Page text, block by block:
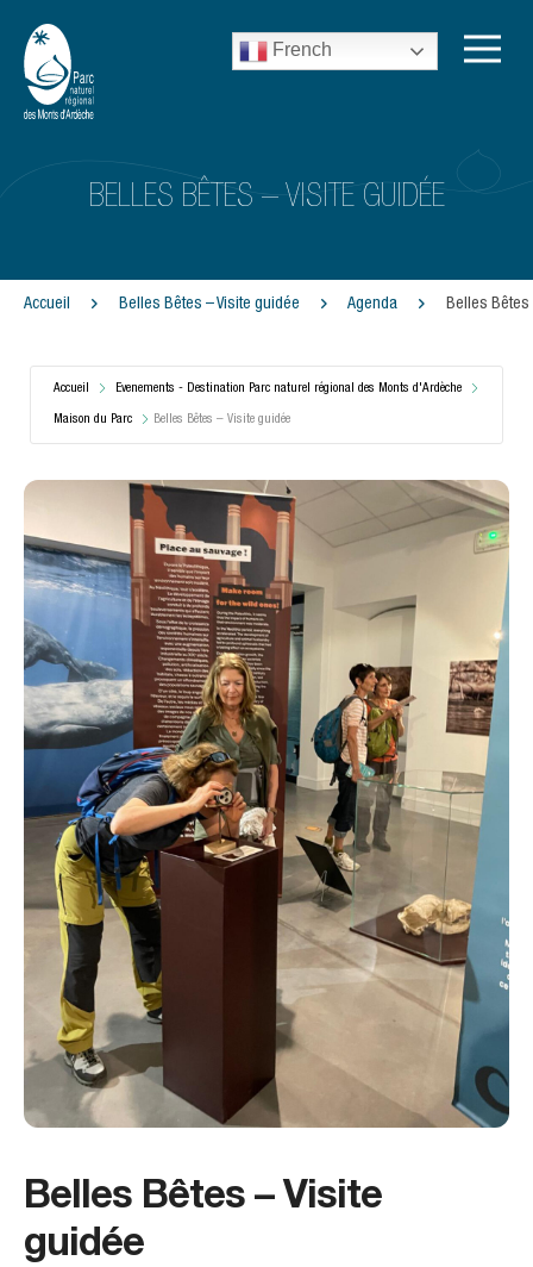
French
BELLES BÊTES – VISITE GUIDÉE
Accueil Belles Bêtes – Visite guidée Agenda Belles Bêtes
Accueil Evenements - Destination Parc naturel régional des Monts d'Ardèche
Maison du Parc Belles Bêtes – Visite guidée
Belles Bêtes – Visite
guidée